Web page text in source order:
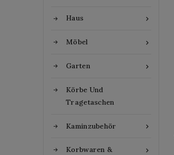

Haus

Möbel

Garten
Körbe Und
Tragetaschen

Kaminzubehör

Korbwaren &